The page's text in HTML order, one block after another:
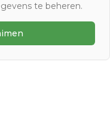
te beheren.